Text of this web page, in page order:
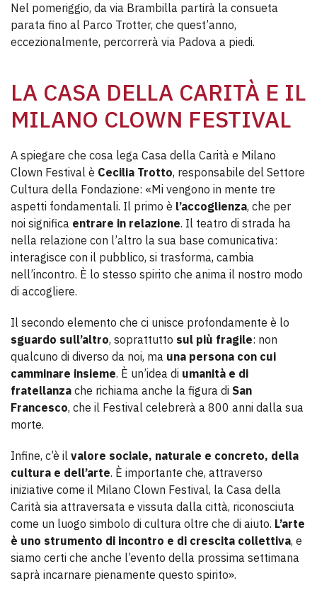
Nel pomeriggio, da via Brambilla partirà la consueta
parata fino al Parco Trotter, che quest’anno,
eccezionalmente, percorrerà via Padova a piedi.
LA CASA DELLA CARITÀ E IL
MILANO CLOWN FESTIVAL
A spiegare che cosa lega Casa della Carità e Milano
Clown Festival è Cecilia Trotto, responsabile del Settore
Cultura della Fondazione: «Mi vengono in mente tre
aspetti fondamentali. Il primo è l’accoglienza, che per
noi significa entrare in relazione. Il teatro di strada ha
nella relazione con l’altro la sua base comunicativa:
interagisce con il pubblico, si trasforma, cambia
nell’incontro. È lo stesso spirito che anima il nostro modo
di accogliere.
Il secondo elemento che ci unisce profondamente è lo
sguardo sull’altro, soprattutto sul più fragile: non
qualcuno di diverso da noi, ma una persona con cui
camminare insieme. È un’idea di umanità e di
fratellanza che richiama anche la figura di San
Francesco, che il Festival celebrerà a 800 anni dalla sua
morte.
Infine, c’è il valore sociale, naturale e concreto, della
cultura e dell’arte. È importante che, attraverso
iniziative come il Milano Clown Festival, la Casa della
Carità sia attraversata e vissuta dalla città, riconosciuta
come un luogo simbolo di cultura oltre che di aiuto. L’arte
è uno strumento di incontro e di crescita collettiva, e
siamo certi che anche l’evento della prossima settimana
saprà incarnare pienamente questo spirito».